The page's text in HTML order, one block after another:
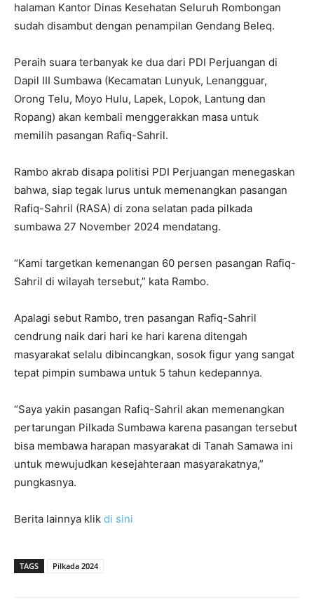
halaman Kantor Dinas Kesehatan Seluruh Rombongan
sudah disambut dengan penampilan Gendang Beleq.
Peraih suara terbanyak ke dua dari PDI Perjuangan di
Dapil III Sumbawa (Kecamatan Lunyuk, Lenangguar,
Orong Telu, Moyo Hulu, Lapek, Lopok, Lantung dan
Ropang) akan kembali menggerakkan masa untuk
memilih pasangan Rafiq-Sahril.
Rambo akrab disapa politisi PDI Perjuangan menegaskan
bahwa, siap tegak lurus untuk memenangkan pasangan
Rafiq-Sahril (RASA) di zona selatan pada pilkada
sumbawa 27 November 2024 mendatang.
“Kami targetkan kemenangan 60 persen pasangan Rafiq-
Sahril di wilayah tersebut,” kata Rambo.
Apalagi sebut Rambo, tren pasangan Rafiq-Sahril
cendrung naik dari hari ke hari karena ditengah
masyarakat selalu dibincangkan, sosok figur yang sangat
tepat pimpin sumbawa untuk 5 tahun kedepannya.
“Saya yakin pasangan Rafiq-Sahril akan memenangkan
pertarungan Pilkada Sumbawa karena pasangan tersebut
bisa membawa harapan masyarakat di Tanah Samawa ini
untuk mewujudkan kesejahteraan masyarakatnya,”
pungkasnya.
Berita lainnya klik di sini
TAGS Pilkada 2024